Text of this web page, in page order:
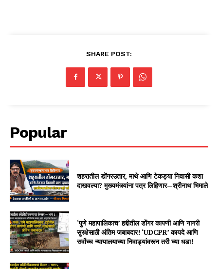
SHARE POST:
Popular
शहरातील डोंगरउतार, माथे आणि टेकड्या निवासी कशा
दाखवल्या? मुख्यमंत्र्यांना पत्र लिहिणार—श्रीनाथ भिमाले
‘पुणे महापालिकाच’ हद्दीतील डोंगर कापणी आणि नागरी
सुरक्षेसाठी अंतिम जबाबदार! ‘UDCPR’ कायदे आणि
सर्वोच्च न्यायालयाच्या निवाड्यांवरून तरी घ्या धडा!